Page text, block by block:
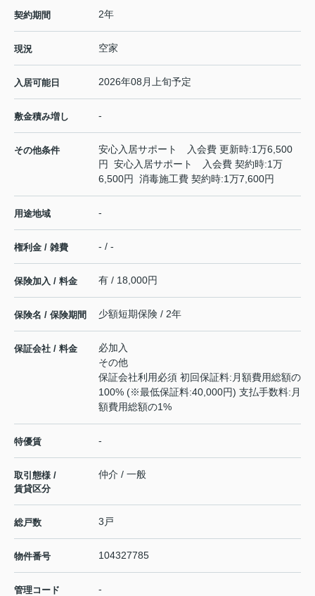
契約期間 2年
現況 空家
入居可能日 2026年08月上旬予定
敷金積み増し -
その他条件
安心入居サポート 入会費 更新時:1万6,500
円 安心入居サポート 入会費 契約時:1万
6,500円 消毒施工費 契約時:1万7,600円
用途地域 -
権利金 / 雑費 - / -
保険加入 / 料金 有 / 18,000円
保険名 / 保険期間 少額短期保険 / 2年
保証会社 / 料金
必加入
その他
保証会社利用必須 初回保証料:月額費用総額の
100% (※最低保証料:40,000円) 支払手数料:月
額費用総額の1%
特優賃 -
取引態様 /
賃貸区分
仲介 / 一般
総戸数 3戸
物件番号 104327785
管理コード -